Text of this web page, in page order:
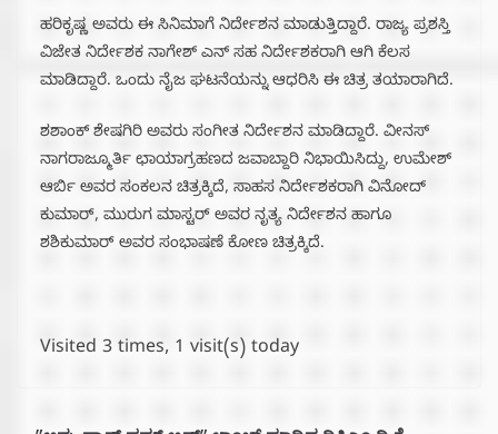
ಹರಿಕೃಷ್ಣ ಅವರು ಈ ಸಿನಿಮಾಗೆ ನಿರ್ದೇಶನ ಮಾಡುತ್ತಿದ್ದಾರೆ. ರಾಜ್ಯ ಪ್ರಶಸ್ತಿ
ವಿಜೇತ ನಿರ್ದೇಶಕ ನಾಗೇಶ್ ಎನ್ ಸಹ ನಿರ್ದೇಶಕರಾಗಿ ಆಗಿ ಕೆಲಸ
ಮಾಡಿದ್ದಾರೆ. ಒಂದು ನೈಜ ಘಟನೆಯನ್ನು ಆಧರಿಸಿ ಈ ಚಿತ್ರ ತಯಾರಾಗಿದೆ.
ಶಶಾಂಕ್ ಶೇಷಗಿರಿ ಅವರು ಸಂಗೀತ ನಿರ್ದೇಶನ ಮಾಡಿದ್ದಾರೆ. ವೀನಸ್
ನಾಗರಾಜ್ಮೂರ್ತಿ ಛಾಯಾಗ್ರಹಣದ ಜವಾಬ್ದಾರಿ ನಿಭಾಯಿಸಿದ್ದು, ಉಮೇಶ್
ಆರ್ಬಿ ಅವರ ಸಂಕಲನ ಚಿತ್ರಕ್ಕಿದೆ, ಸಾಹಸ ನಿರ್ದೇಶಕರಾಗಿ ವಿನೋದ್‌
ಕುಮಾರ್‌, ಮುರುಗ ಮಾಸ್ಟರ್ ಅವರ ನೃತ್ಯ ನಿರ್ದೇಶನ ಹಾಗೂ
ಶಶಿಕುಮಾರ್ ಅವರ ಸಂಭಾಷಣೆ ಕೋಣ ಚಿತ್ರಕ್ಕಿದೆ.
Visited 3 times, 1 visit(s) today